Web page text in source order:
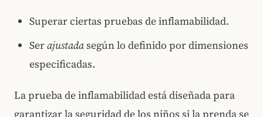
Superar ciertas pruebas de inflamabilidad.
Serajustadasegún lo definido por dimensiones
especificadas.
La prueba de inflamabilidad está diseñada para
garantizar la seguridad de los niños si la prenda se